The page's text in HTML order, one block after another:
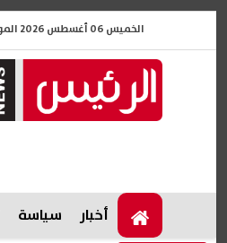
الخميس 06 أغسطس 2026 الموافق 23 صفر 1448
أخبار سياسة